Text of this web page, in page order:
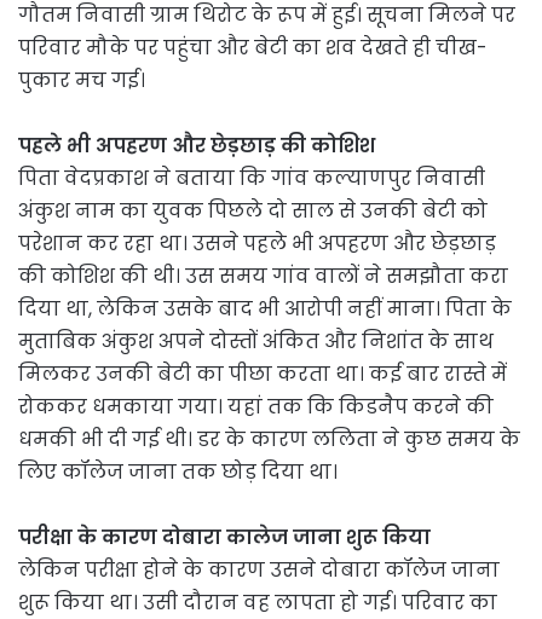
गौतम निवासी ग्राम थिरोट के रूप में हुई। सूचना मिलने पर
परिवार मौके पर पहुंचा और बेटी का शव देखते ही चीख-
पुकार मच गई।
पहले भी अपहरण और छेड़छाड़ की कोशिश
पिता वेदप्रकाश ने बताया कि गांव कल्याणपुर निवासी
अंकुश नाम का युवक पिछले दो साल से उनकी बेटी को
परेशान कर रहा था। उसने पहले भी अपहरण और छेड़छाड़
की कोशिश की थी। उस समय गांव वालों ने समझौता करा
दिया था, लेकिन उसके बाद भी आरोपी नहीं माना। पिता के
मुताबिक अंकुश अपने दोस्तों अंकित और निशांत के साथ
मिलकर उनकी बेटी का पीछा करता था। कई बार रास्ते में
रोककर धमकाया गया। यहां तक कि किडनैप करने की
धमकी भी दी गई थी। डर के कारण ललिता ने कुछ समय के
लिए कॉलेज जाना तक छोड़ दिया था।
परीक्षा के कारण दोबारा कालेज जाना शुरू किया
लेकिन परीक्षा होने के कारण उसने दोबारा कॉलेज जाना
शुरू किया था। उसी दौरान वह लापता हो गई। परिवार का